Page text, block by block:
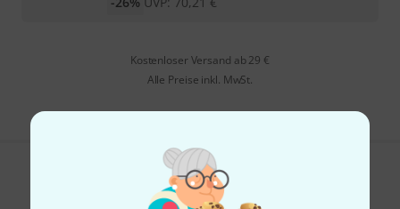
Kostenloser Versand ab 29 €
Alle Preise inkl. MwSt.
Gefällt Ihnen, was Sie sehen?